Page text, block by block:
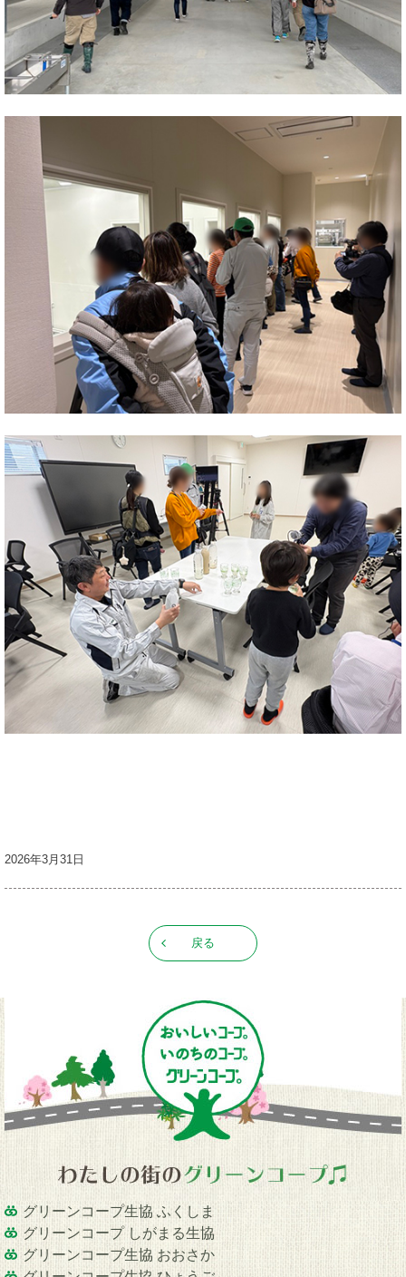
2026年3月31日
戻る
グリーンコープ生協 ふくしま
グリーンコープ しがまる生協
グリーンコープ生協 おおさか